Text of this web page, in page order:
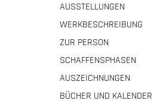
AUSSTELLUNGEN
WERKBESCHREIBUNG
ZUR PERSON
SCHAFFENSPHASEN
AUSZEICHNUNGEN
BÜCHER UND KALENDER